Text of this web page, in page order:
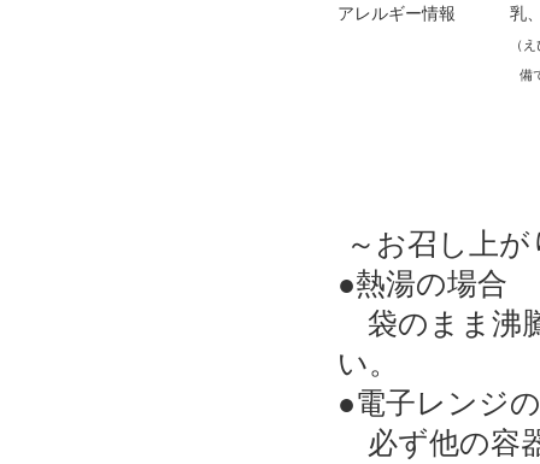
アレルギー情報
乳
（
備で
～お召し上が
●熱湯の場合
袋のまま沸
い。
●電子レンジ
必ず他の容